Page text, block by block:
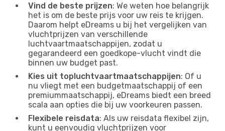
Vind de beste prijzen: We weten hoe belangrijk
het is om de beste prijs voor uw reis te krijgen.
Daarom helpt eDreams u bij het vergelijken van
vluchtprijzen van verschillende
luchtvaartmaatschappijen, zodat u
gegarandeerd een goedkope-vlucht vindt die
binnen uw budget past.
Kies uit topluchtvaartmaatschappijen: Of u
nu vliegt met een budgetmaatschappij of een
premiummaatschappij, eDreams biedt een breed
scala aan opties die bij uw voorkeuren passen.
Flexibele reisdata: Als uw reisdata flexibel zijn,
kunt u eenvoudig vluchtprijzen voor